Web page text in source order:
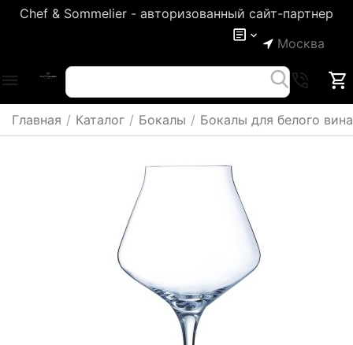
Chef & Sommelier - авторизованный сайт-партнер
Москва
Главная / Каталог / Бокалы / Бокалы для белого вина